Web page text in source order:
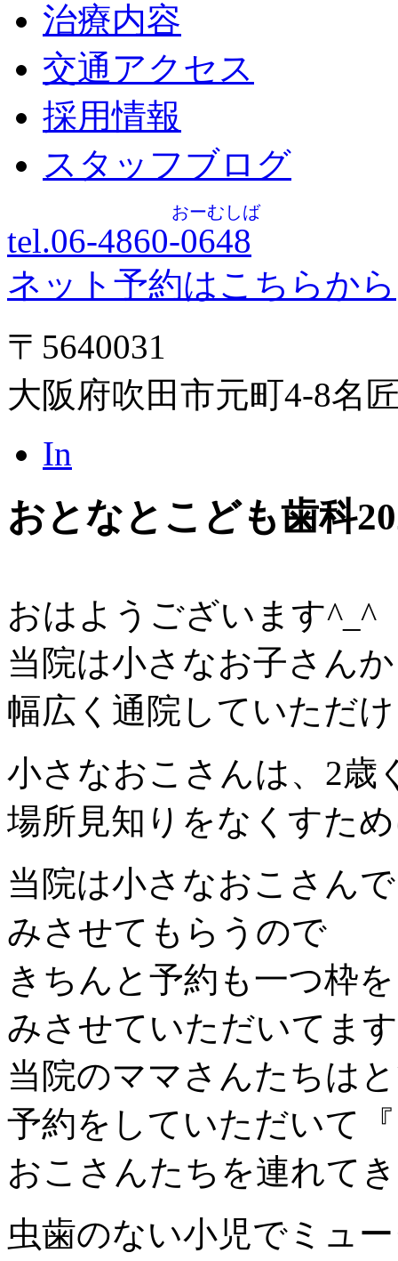
治療内容
交通アクセス
採用情報
スタッフブログ
tel.06-4860-0648
おーむしば
ネット予約はこちらから
〒5640031
大阪府吹田市元町4-8名
In
おとなとこども歯科
おはようございます^_^
当院は小さなお子さん
幅広く通院していただ
小さなおこさんは、2歳
場所見知りをなくすた
当院は小さなおこさん
みさせてもらうので
きちんと予約も一つ枠
みさせていただいてま
当院のママさんたちは
予約をしていただいて
おこさんたちを連れて
虫歯のない小児でミュ